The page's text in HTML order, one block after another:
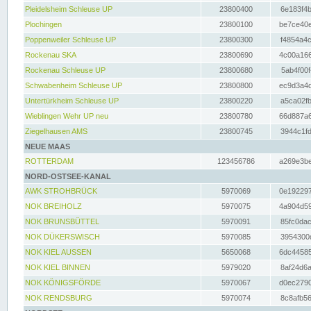
Pleidelsheim Schleuse UP 23800400
Plochingen
23800100
Poppenweiler Schleuse UP
23800300
Rockenau SKA
23800690
Rockenau Schleuse UP
23800680
Schwabenheim Schleuse UP
23800800
Untertürkheim Schleuse UP
23800220
Wieblingen Wehr UP neu
23800780
Ziegelhausen AMS
23800745
NEUE MAAS
ROTTERDAM
123456786
NORD-OSTSEE-KANAL
AWK STROHBRÜCK
5970069
NOK BREIHOLZ
5970075
NOK BRUNSBÜTTEL
5970091
NOK DÜKERSWISCH
5970085
NOK KIEL AUSSEN
5650068
NOK KIEL BINNEN
5979020
NOK KÖNIGSFÖRDE
5970067
NOK RENDSBURG
5970074